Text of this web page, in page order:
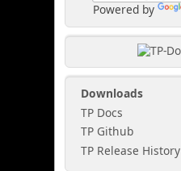
Powered by
Downloads
TP Docs
TP Github
TP Release History